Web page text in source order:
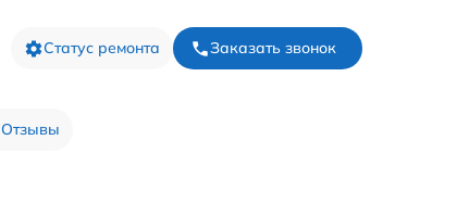
Статус ремонта Заказать звонок
Отзывы